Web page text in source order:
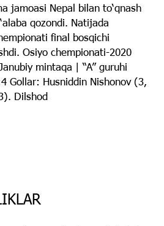
jamoasi Nepal bilan to‘qnash
qozondi. Natijada
final bosqichi
Osiyo chempionati-2020
mintaqa | “A” guruhi
Gollar: Husniddin Nishonov (3,
Dilshod